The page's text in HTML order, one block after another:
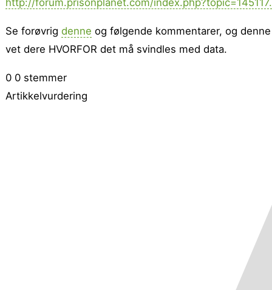
http://forum.prisonplanet.com/
Se forøvrig denne og følgende kommentarer, og
vet dere HVORFOR det må svindles med data.
0 0 stemmer
Artikkelvurdering